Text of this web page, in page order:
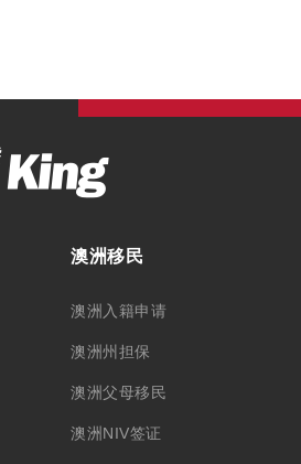
澳洲移民
澳洲入籍申请
澳洲州担保
澳洲父母移民
澳洲NIV签证